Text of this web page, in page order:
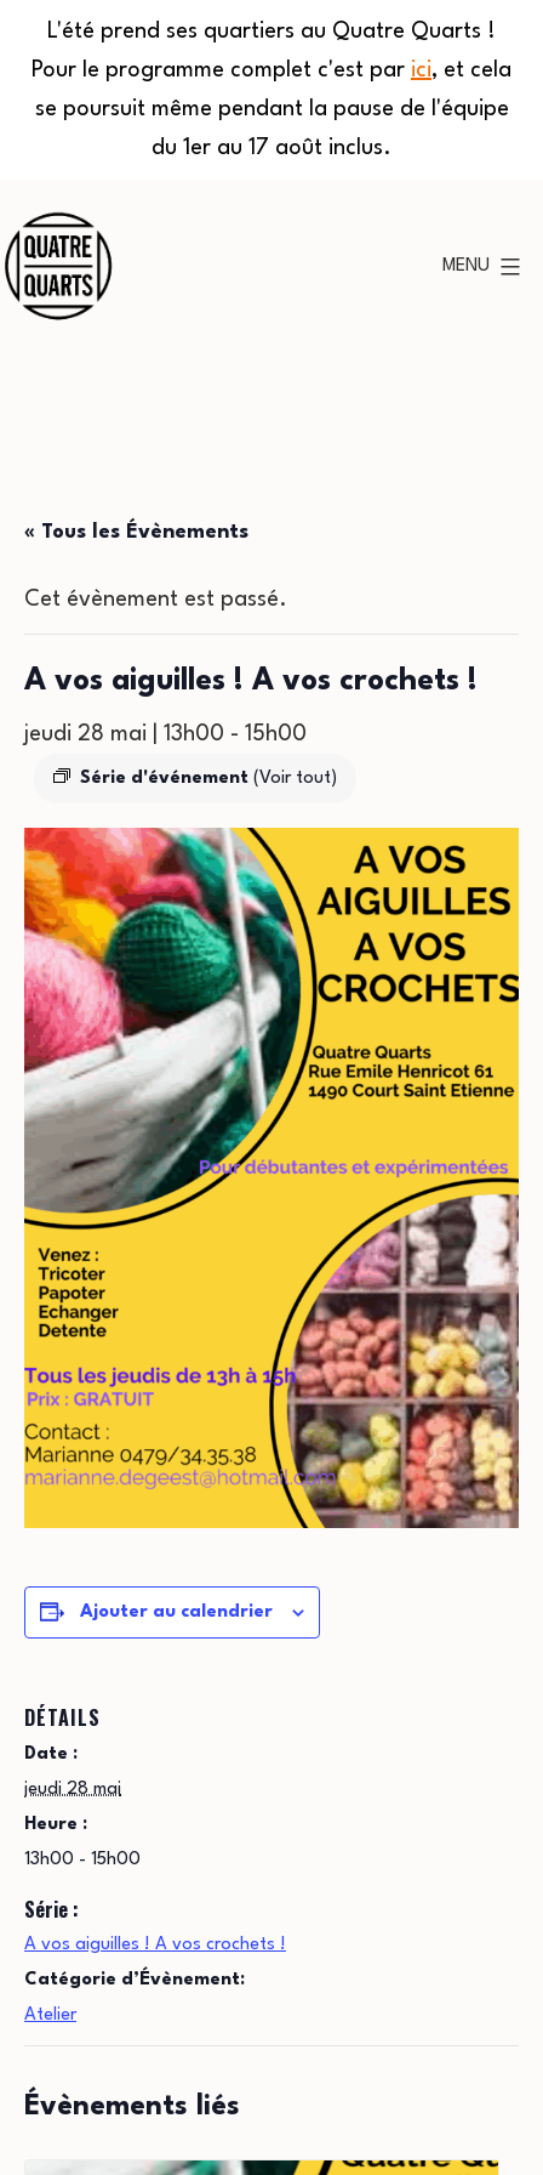
L'été prend ses quartiers au Quatre Quarts !
Pour le programme complet c'est par ici, et cela
se poursuit même pendant la pause de l'équipe
du 1er au 17 août inclus.
au
contenu
MENU
« Tous les Évènements
Cet évènement est passé.
A vos aiguilles ! A vos crochets !
jeudi 28 mai | 13h00 - 15h00
Série d'événement (Voir tout)
Ajouter au calendrier
DÉTAILS
Date :
jeudi 28 mai
Heure :
13h00 - 15h00
Série :
A vos aiguilles ! A vos crochets !
Catégorie d’Évènement:
Atelier
Évènements liés